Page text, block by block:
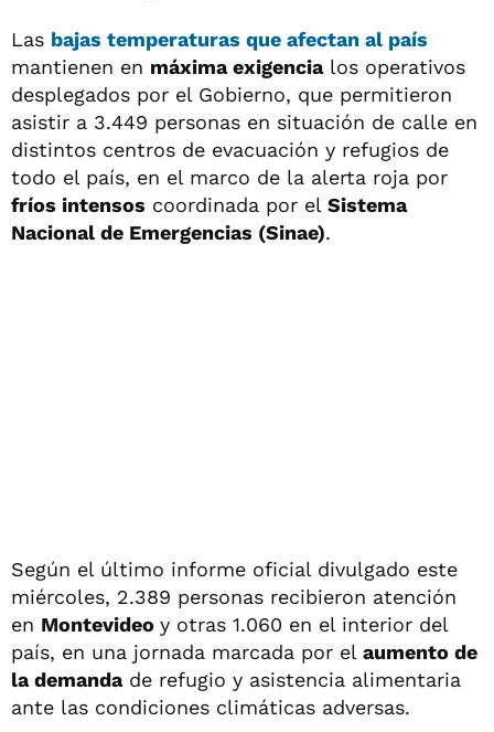
Las bajas temperaturas que afectan al país
mantienen en máxima exigencialos operativos
desplegados por el Gobierno, que permitieron
asistir a 3.449 personas en situación de calle en
distintos centros de evacuación y refugios de
todo el país, en el marco de la alerta roja por
fríos intensos coordinada por el Sistema
Nacional de Emergencias (Sinae).
Según el último informe oficial divulgado este
miércoles, 2.389 personas recibieron atención
en Montevideo y otras 1.060 en el interior del
país, en una jornada marcada por el aumento de
la demandade refugio y asistencia alimentaria
ante las condiciones climáticas adversas.